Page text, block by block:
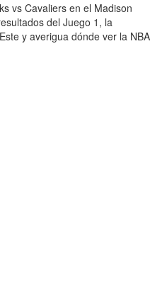
vs Cavaliers en el Madison
del Juego 1, la
y averigua dónde ver la NBA